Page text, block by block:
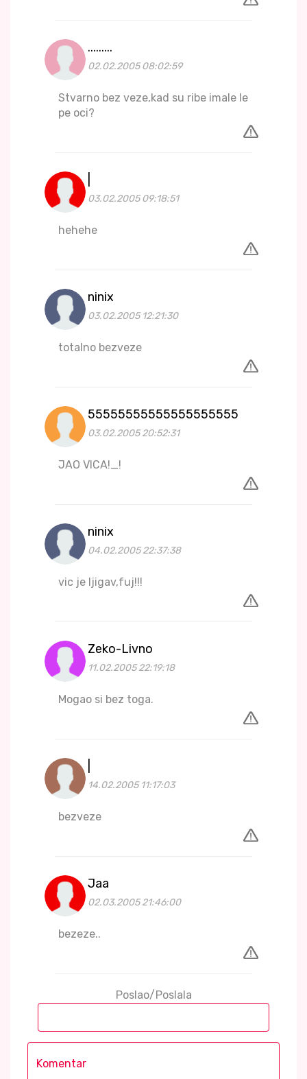
.........
02.02.2005 08:02:59
Stvarno bez veze,kad su ribe imale le
pe oci?
03.02.2005 09:18:51
hehehe
ninix
03.02.2005 12:21:30
totalno bezveze
55555555555555555555
03.02.2005 20:52:31
JAO VICA!_!
ninix
04.02.2005 22:37:38
vic je ljigav,fuj!!!
Zeko-Livno
11.02.2005 22:19:18
Mogao si bez toga.
14.02.2005 11:17:03
bezveze
Jaa
02.03.2005 21:46:00
bezeze..
Poslao/Poslala